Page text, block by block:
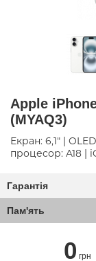
Apple
(MYAQ3)
Екран: 6,1" |
процесор: A18 |
Гарантія
Пам'ять
0 грн